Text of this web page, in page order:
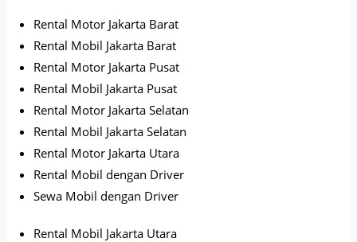
Rental Motor Jakarta Barat
Rental Mobil Jakarta Barat
Rental Motor Jakarta Pusat
Rental Mobil Jakarta Pusat
Rental Motor Jakarta Selatan
Rental Mobil Jakarta Selatan
Rental Motor Jakarta Utara
Rental Mobil dengan Driver
Sewa Mobil dengan Driver
Rental Mobil Jakarta Utara